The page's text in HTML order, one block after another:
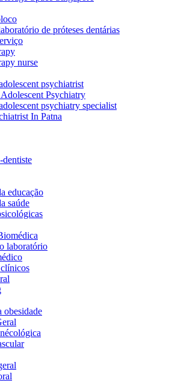
de próteses dentárias
nurse
psychiatrist
Psychiatry
psychiatry specialist
In Patna
educação
saúde
laboratório
obesidade